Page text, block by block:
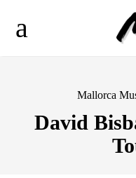
Mallorca
David